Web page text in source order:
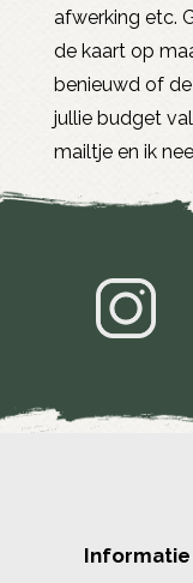
afwerking etc.
de kaart op
benieuwd of
jullie budget
mailtje en ik
Informatie